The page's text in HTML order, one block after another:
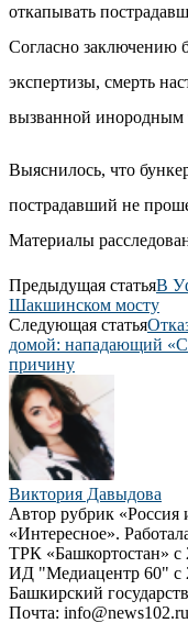
откапывать
Согласно заключению
экспертизы, смерть
вызванной инородным
Выяснилось, что
пострадавший не
Материалы
Предыдущая статьяВ
Шакшинском мосту
Следующая статья
домой: нападающий
причину
Виктория Давыдова
Автор рубрик
«Интересное».
ТРК «Башкортостан» с
ИД "Медиацентр 60" с
Башкирский
Почта: